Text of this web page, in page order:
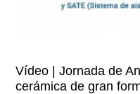
Vídeo | Jornada de
cerámica de gran